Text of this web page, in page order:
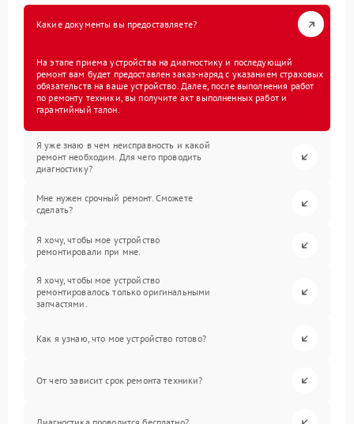
Какие документы вы предоставляете?
На этапе приема устройства на диагностику и последующий
ремонт вам будет предоставлен заказ-наряд с указанием страховых
обязательств на ваше устройство. Далее, после выполнения работ
по ремонту техники, вы получите акт выполненных работ и
гарантийный талон.
Я уже знаю в чем неисправность и какой
ремонт необходим. Для чего проводить
диагностику?
Мне нужен срочный ремонт. Сможете
сделать?
Я хочу, чтобы мое устройство
ремонтировали при мне.
Я хочу, чтобы мое устройство
ремонтировалось только оригинальными
запчастями.
Как я узнаю, что мое устройство готово?
От чего зависит срок ремонта техники?